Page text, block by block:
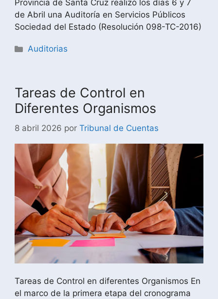
Provincia de Santa Cruz realizó los días 6 y 7
de Abril una Auditoría en Servicios Públicos
Sociedad del Estado (Resolución 098-TC-2016)
Auditorias
Tareas de Control en
Diferentes Organismos
8 abril 2026 por Tribunal de Cuentas
Tareas de Control en diferentes Organismos En
el marco de la primera etapa del cronograma